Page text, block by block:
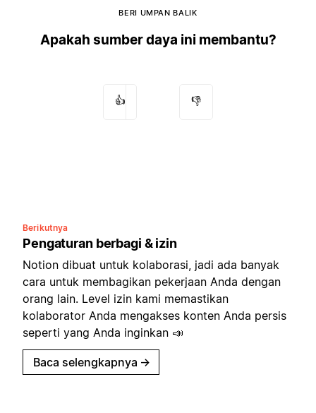
BERI UMPAN BALIK
Apakah sumber daya ini membantu?
👍 👎
Berikutnya
Pengaturan berbagi & izin
Notion dibuat untuk kolaborasi, jadi ada banyak
cara untuk membagikan pekerjaan Anda dengan
orang lain. Level izin kami memastikan
kolaborator Anda mengakses konten Anda persis
seperti yang Anda inginkan 📣
Baca selengkapnya →